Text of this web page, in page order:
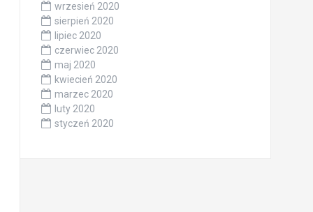
wrzesień 2020
sierpień 2020
lipiec 2020
czerwiec 2020
maj 2020
kwiecień 2020
marzec 2020
luty 2020
styczeń 2020